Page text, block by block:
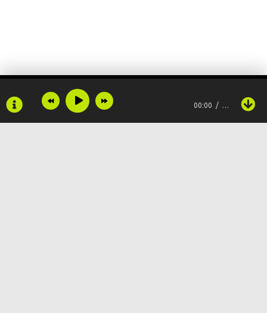
Соседи разводят костер
Под нашей дверью 00:00